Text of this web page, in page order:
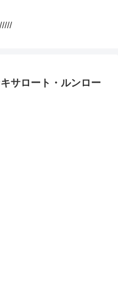
/////
サロート・ルンロー